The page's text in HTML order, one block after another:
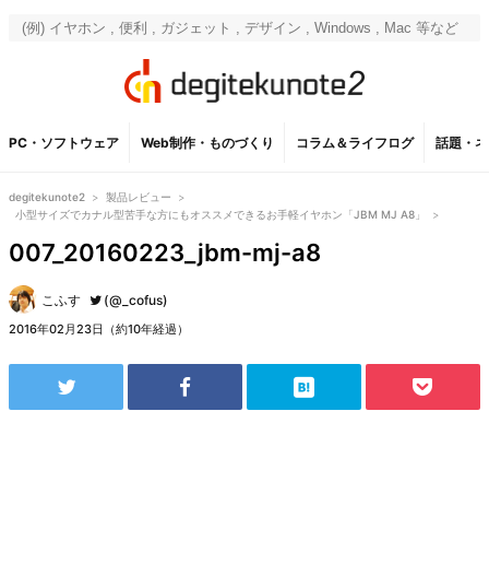
PC・ソフトウェア Web制作・ものづくり コラム＆ライフログ 話題・
degitekunote2 > 製品レビュー
>
小型サイズでカナル型苦手な方にもオススメできるお手軽イヤホン「JBM MJ A8」
>
007_20160223_jbm-mj-a8
こふす (@_cofus)
2016年02月23日（約10年経過）